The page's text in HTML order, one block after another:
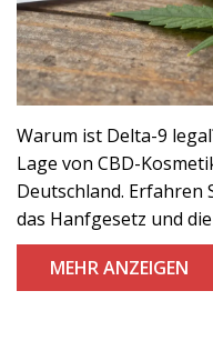
Warum ist Delta-9
Lage von CBD-
Deutschland. Erfahren
das Hanfgesetz und
MEHR ANZEIGEN